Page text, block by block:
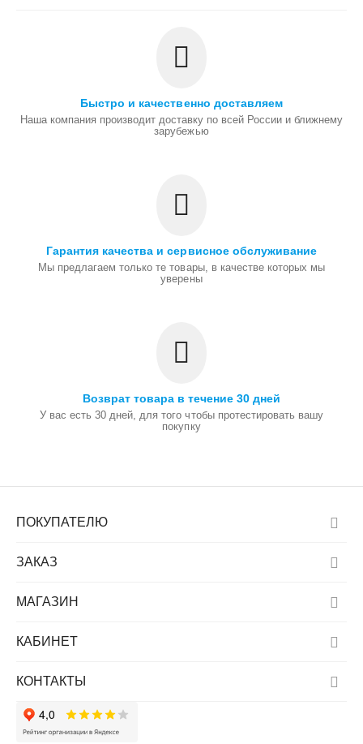
Быстро и качественно доставляем
Наша компания производит доставку по всей России и ближнему
зарубежью
Гарантия качества и сервисное обслуживание
Мы предлагаем только те товары, в качестве которых мы
уверены
Возврат товара в течение 30 дней
У вас есть 30 дней, для того чтобы протестировать вашу
покупку
ПОКУПАТЕЛЮ
ЗАКАЗ
МАГАЗИН
КАБИНЕТ
КОНТАКТЫ